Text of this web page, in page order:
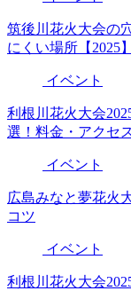
筑後川花火大会の
にくい場所【2025】
イベント
利根川花火大会
選！料金・アクセ
イベント
広島みなと夢花火
コツ
イベント
利根川花火大会